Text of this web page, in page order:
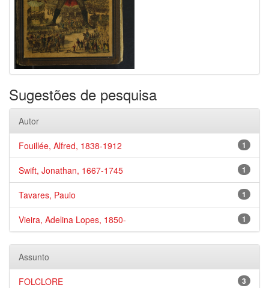
Sugestões de pesquisa
Autor
1
Fouillée, Alfred, 1838-1912
1
Swift, Jonathan, 1667-1745
1
Tavares, Paulo
1
Vieira, Adelina Lopes, 1850-
Assunto
3
FOLCLORE